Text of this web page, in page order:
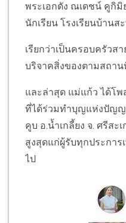
พระเอกดัง ณเดชน์ คูกิ
นักเรียน โรงเรียนบ้าน
เรียกว่าเป็นครอบครัว
บริจาคสิ่งของตามสถาน
และล่าสุด แม่แก้ว ได้โ
ที่ได้ร่วมทำบุญแห่งปัญญ
คูบ อ.น้ำเกลี้ยง จ. ศรีส
สูงสุดแก่ผู้รับทุกประการ
ไป